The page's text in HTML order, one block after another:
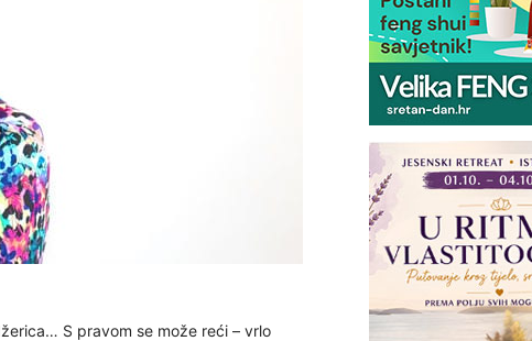
S pravom se može reći – vrlo